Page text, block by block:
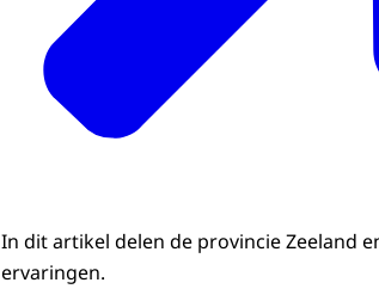
In dit artikel delen de provincie Zeeland
ervaringen.